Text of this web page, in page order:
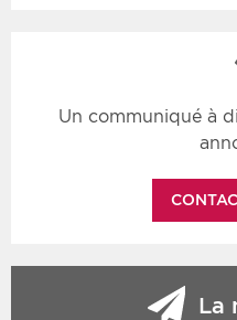
Un communiqué à
La